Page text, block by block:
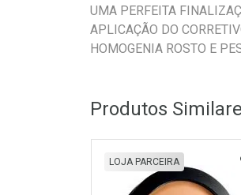
UMA PERFEITA
APLICAÇÃO DO
HOMOGENIA ROSTO E
Produtos
LOJA PARCEIRA